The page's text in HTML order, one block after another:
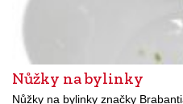
Nůžky na bylinky
Nůžky na bylinky značky